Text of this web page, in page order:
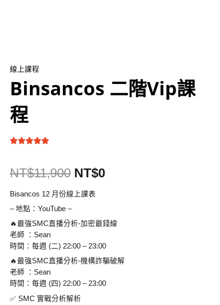
線上課程
Binsancos 二階Vip課
程
NT$11,900 NT$0
Bisancos 12 月份線上課表
– 地點：YouTube –
🔥最強SMC直播分析-加密最錢線
老師 ：Sean
時間：每週 (二) 22:00 – 23:00
🔥最強SMC直播分析-機構詐騙破解
老師 ：Sean
時間：每週 (四) 22:00 – 23:00
✅ SMC 實戰分析解析